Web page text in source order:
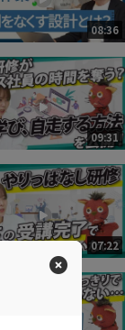
08:36
09:31
07:22